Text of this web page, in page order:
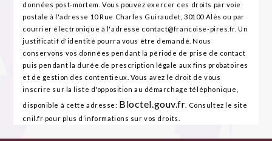
données post-mortem. Vous pouvez exercer ces droits par voie
postale à l'adresse 10 Rue Charles Guiraudet, 30100 Alès ou par
courrier électronique à l'adresse contact@francoise-pires.fr. Un
justificatif d'identité pourra vous être demandé. Nous
conservons vos données pendant la période de prise de contact
puis pendant la durée de prescription légale aux fins probatoires
et de gestion des contentieux. Vous avez le droit de vous
inscrire sur la liste d'opposition au démarchage téléphonique,
disponible à cette adresse: Bloctel.gouv.fr . Consultez le site
cnil.fr pour plus d’informations sur vos droits.